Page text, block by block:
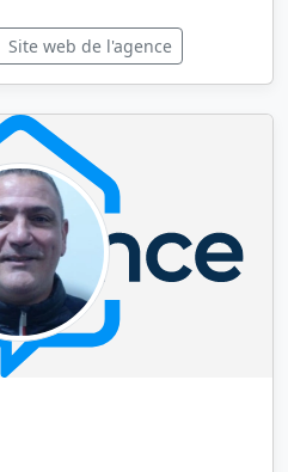
Site web de l'agence